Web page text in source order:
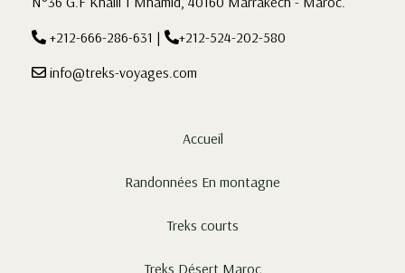
+212-666-286-631 |
+212-524-202-580
info@treks-voyages.com
Accueil
Randonnées En montagne
Treks courts
Treks Désert Maroc